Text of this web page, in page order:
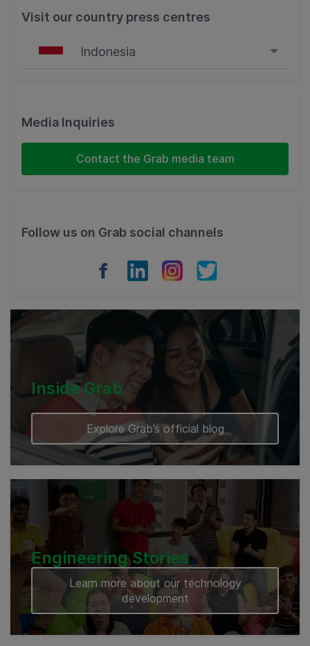
Visit our country press centres
Indonesia
Malaysia
Indonesia
Cambodia
Media Inquiries
Contact the Grab media team
Follow us on Grab social channels
Inside Grab
Explore Grab’s official blog
Engineering Stories
Learn more about our technology
development